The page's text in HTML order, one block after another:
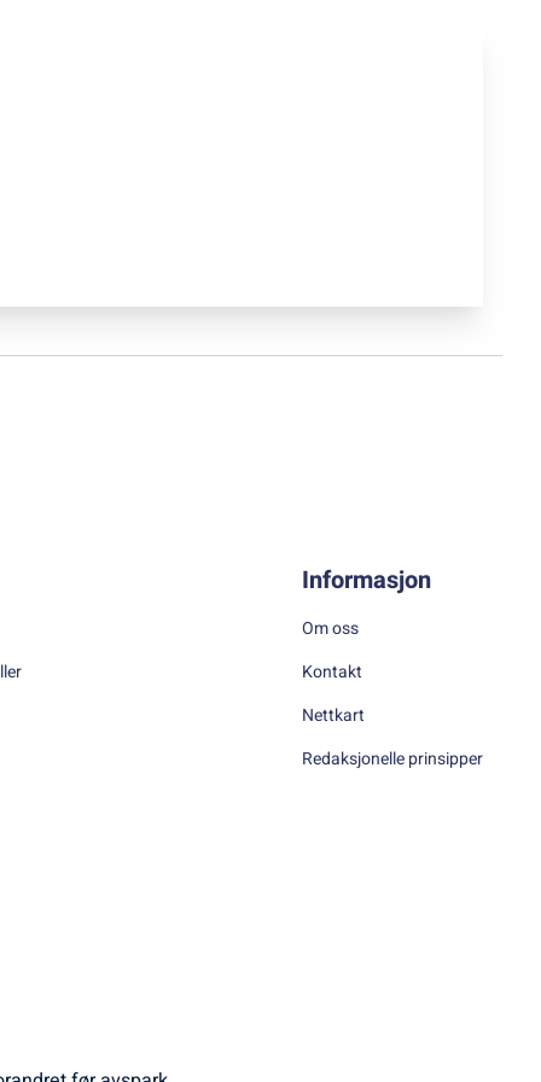
Informasjon
Om oss
Kontakt
Nettkart
Redaksjonelle prinsipper